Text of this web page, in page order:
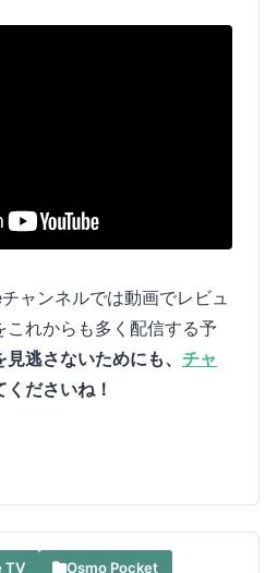
ャンネルでは動画でレビュ
これからも多く配信する予
逃さないためにも、 チャ
ださいね！
TV
Osmo Pocket